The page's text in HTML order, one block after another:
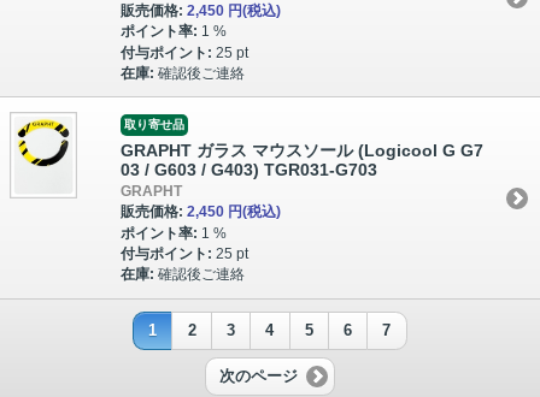
販売価格: 2,450 円(税込)
ポイント率: 1 %
付与ポイント: 25 pt
在庫: 確認後ご連絡
取り寄せ品
GRAPHT ガラス マウスソール (Logicool G G7
03 / G603 / G403) TGR031-G703
GRAPHT
販売価格: 2,450 円(税込)
ポイント率: 1 %
付与ポイント: 25 pt
在庫: 確認後ご連絡
1 2 3 4 5 6 7
次のページ